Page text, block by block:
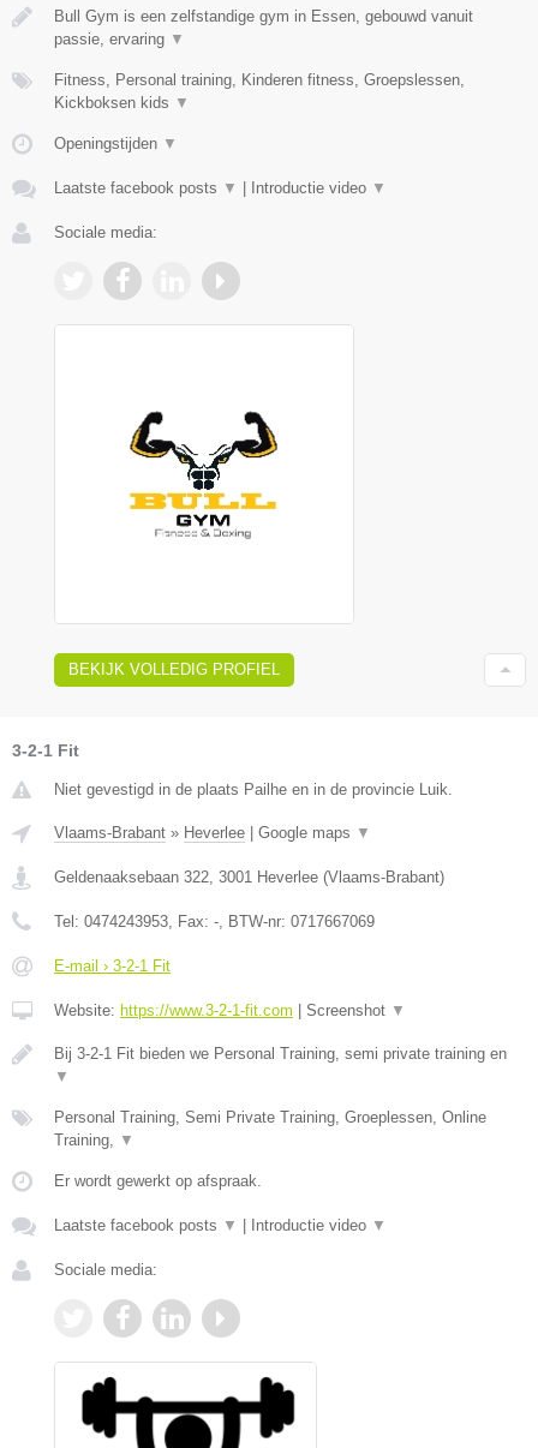
Bull Gym is een zelfstandige gym in Essen, gebouwd vanuit
passie, ervaring ▼
Fitness, Personal training, Kinderen fitness, Groepslessen,
Kickboksen kids ▼
Openingstijden ▼
Laatste facebook posts ▼ Introductie video ▼
Sociale media:
BEKIJK VOLLEDIG PROFIEL
3-2-1 Fit
Niet gevestigd in de plaats Pailhe en in de provincie Luik.
Vlaams-Brabant » Heverlee Google maps ▼
Geldenaaksebaan 322, 3001 Heverlee (Vlaams-Brabant)
Tel: 0474243953, Fax: -, BTW-nr: 0717667069
E-mail › 3-2-1 Fit
Website: https://www.3-2-1-fit.com Screenshot ▼
Bij 3-2-1 Fit bieden we Personal Training, semi private training en
▼
Personal Training, Semi Private Training, Groeplessen, Online
Training, ▼
Er wordt gewerkt op afspraak.
Laatste facebook posts ▼ Introductie video ▼
Sociale media: